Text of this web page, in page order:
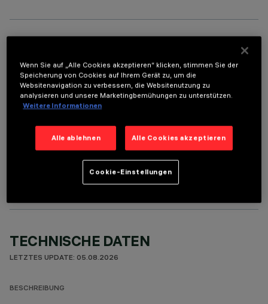
Um das Produkt ordnungsgemäß zu installieren und zu betreiben, muss eines der erforderlichen
Zubehörteile bestellt werden:
OPTIONALE KOMPONENTEN
TECHNISCHE DATEN
LETZTES UPDATE: 05.08.2026
BESCHREIBUNG
Wenn Sie auf „Alle Cookies akzeptieren“ klicken, stimmen Sie der
Speicherung von Cookies auf Ihrem Gerät zu, um die
Websitenavigation zu verbessern, die Websitenutzung zu
analysieren und unsere Marketingbemühungen zu unterstützen.
Weitere Informationen
Alle ablehnen Alle Cookies akzeptieren
Cookie-Einstellungen